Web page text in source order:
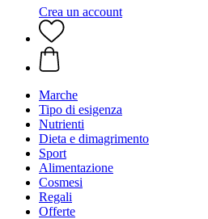
Crea un account
Marche
Tipo di esigenza
Nutrienti
Dieta e dimagrimento
Sport
Alimentazione
Cosmesi
Regali
Offerte